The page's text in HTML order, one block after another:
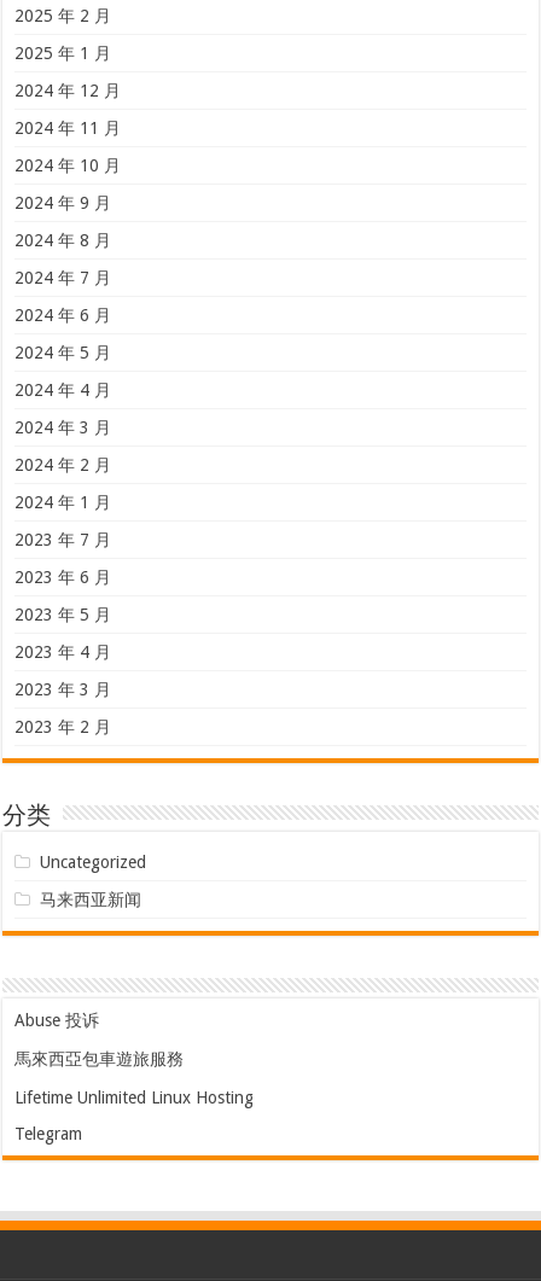
2025 年 2 月
2025 年 1 月
2024 年 12 月
2024 年 11 月
2024 年 10 月
2024 年 9 月
2024 年 8 月
2024 年 7 月
2024 年 6 月
2024 年 5 月
2024 年 4 月
2024 年 3 月
2024 年 2 月
2024 年 1 月
2023 年 7 月
2023 年 6 月
2023 年 5 月
2023 年 4 月
2023 年 3 月
2023 年 2 月
分类
Uncategorized
马来西亚新闻
Abuse 投诉
馬來西亞包車遊旅服務
Lifetime Unlimited Linux Hosting
Telegram